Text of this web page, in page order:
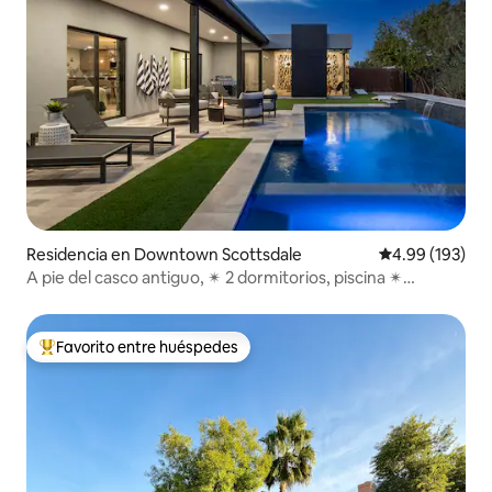
Residencia en Downtown Scottsdale Calificación
4.99 (193)
A pie del casco antiguo, ✴ 2 dormitorios, piscina ✴
De los mejores en Favorito entre huéspedes
Favorito entre huéspedes